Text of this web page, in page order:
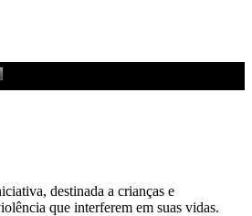
destinada a crianças e
que interferem em suas vidas.